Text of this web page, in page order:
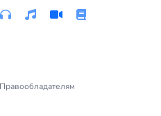
Правообладателям